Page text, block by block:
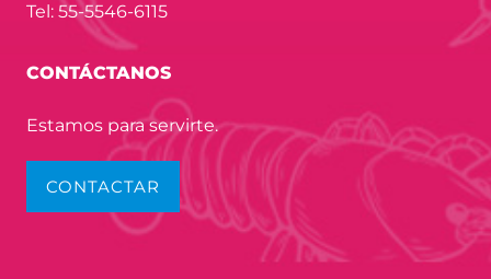
Tel: 55-5546-6115
CONTÁCTANOS
Estamos para servirte.
CONTACTAR